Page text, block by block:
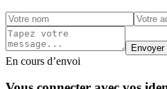
Envoyer
En cours d’envoi